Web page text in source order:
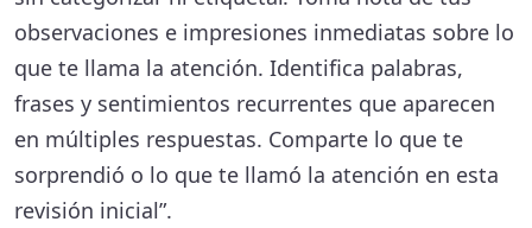
residentes necesiten más recursos
locales y educación para usarlos
bien. También es posible que haya
una necesidad de más
financiamiento para que los
observaciones e impresiones inmediatas sobre lo
que te llama la atención. Identifica palabras,
frases y sentimientos recurrentes que aparecen
en múltiples respuestas. Comparte lo que te
sorprendió o lo que te llamó la atención en esta
revisión inicial”.